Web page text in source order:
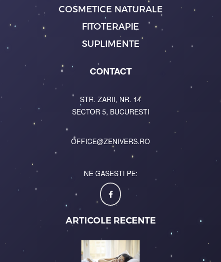
COSMETICE NATURALE
FITOTERAPIE
SUPLIMENTE
CONTACT
STR. ZARII, NR. 14
SECTOR 5, BUCURESTI
OFFICE@ZENIVERS.RO
NE GASESTI PE:
ARTICOLE RECENTE